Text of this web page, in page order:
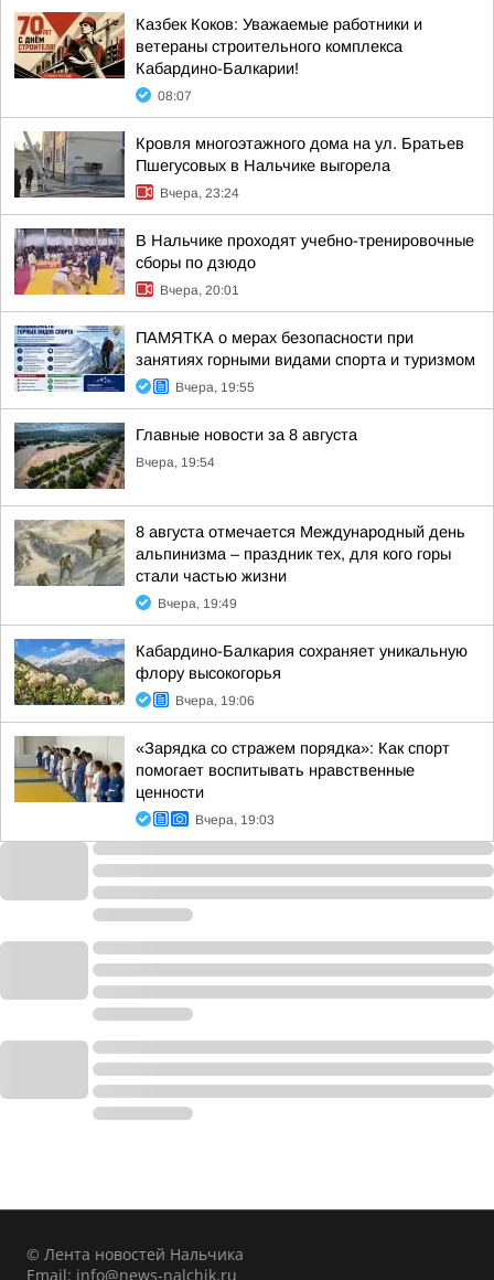
Казбек Коков: Уважаемые работники и
ветераны строительного комплекса
Кабардино-Балкарии!
08:07
Кровля многоэтажного дома на ул. Братьев
Пшегусовых в Нальчике выгорела
Вчера, 23:24
В Нальчике проходят учебно-тренировочные
сборы по дзюдо
Вчера, 20:01
ПАМЯТКА о мерах безопасности при
занятиях горными видами спорта и туризмом
Вчера, 19:55
Главные новости за 8 августа
Вчера, 19:54
8 августа отмечается Международный день
альпинизма – праздник тех, для кого горы
стали частью жизни
Вчера, 19:49
Кабардино-Балкария сохраняет уникальную
флору высокогорья
Вчера, 19:06
«Зарядка со стражем порядка»: Как спорт
помогает воспитывать нравственные
ценности
Вчера, 19:03
© Лента новостей Нальчика
Email: info@news-nalchik.ru